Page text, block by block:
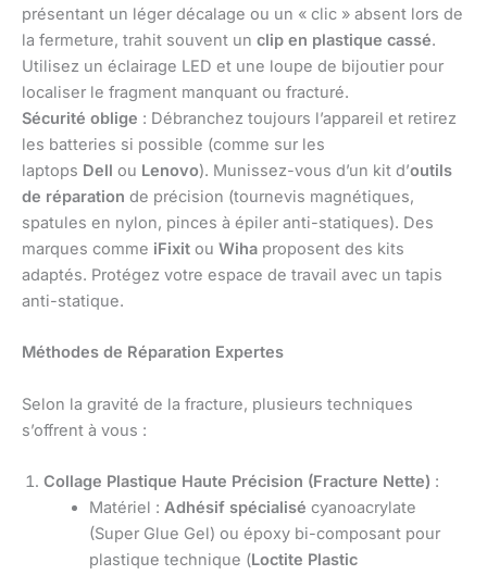
présentant un léger décalage ou un « clic » absent lors de
la fermeture, trahit souvent un clip en plastique cassé.
Utilisez un éclairage LED et une loupe de bijoutier pour
localiser le fragment manquant ou fracturé.
Sécurité oblige : Débranchez toujours l’appareil et retirez
les batteries si possible (comme sur les
laptops Dell ou Lenovo). Munissez-vous d’un kit d’outils
de réparation de précision (tournevis magnétiques,
spatules en nylon, pinces à épiler anti-statiques). Des
marques comme iFixit ou Wiha proposent des kits
adaptés. Protégez votre espace de travail avec un tapis
anti-statique.
Méthodes de Réparation Expertes
Selon la gravité de la fracture, plusieurs techniques
s’offrent à vous :
Collage Plastique Haute Précision (Fracture Nette) :
Matériel : Adhésif spécialisé cyanoacrylate
(Super Glue Gel) ou époxy bi-composant pour
plastique technique (Loctite Plastic